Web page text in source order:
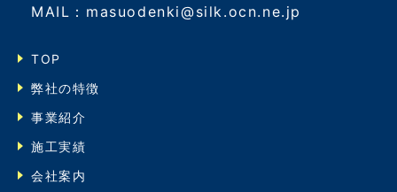
MAIL：masuodenki@silk.ocn.ne.jp
TOP
弊社の特徴
事業紹介
施工実績
会社案内